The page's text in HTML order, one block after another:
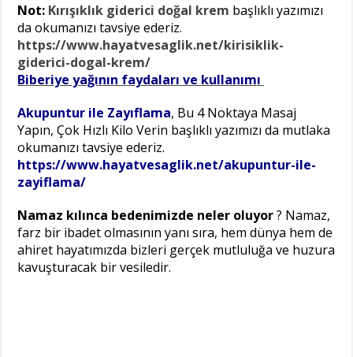
Not: Kırışıklık giderici doğal krem başlıklı yazımızı
da okumanızı tavsiye ederiz.
https://www.hayatvesaglik.net/kirisiklik-
giderici-dogal-krem/
Biberiye yağının faydaları ve kullanımı
Akupuntur ile Zayıflama, Bu 4 Noktaya Masaj
Yapın, Çok Hızlı Kilo Verin başlıklı yazımızı da mutlaka
okumanızı tavsiye ederiz.
https://www.hayatvesaglik.net/akupuntur-ile-
zayiflama/
Namaz kılınca bedenimizde neler oluyor? Namaz,
farz bir ibadet olmasının yanı sıra, hem dünya hem de
ahiret hayatımızda bizleri gerçek mutluluğa ve huzura
kavuşturacak bir vesiledir.